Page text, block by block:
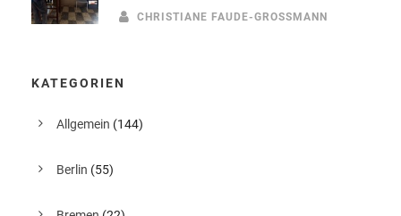
CHRISTIANE FAUDE-GROSSMANN
KATEGORIEN
Allgemein (144)
Berlin (55)